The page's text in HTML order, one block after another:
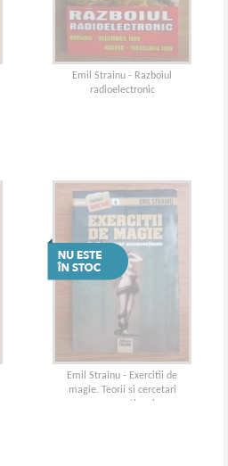
Emil Strainu - Razboiul
radioelectronic
Emil Strainu - Exercitii de
magie. Teorii si cercetari
nonconventionale